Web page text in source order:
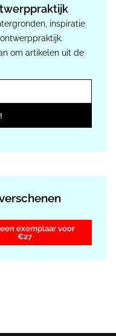
inspiratie
om artikelen uit de
exemplaar voor
€27